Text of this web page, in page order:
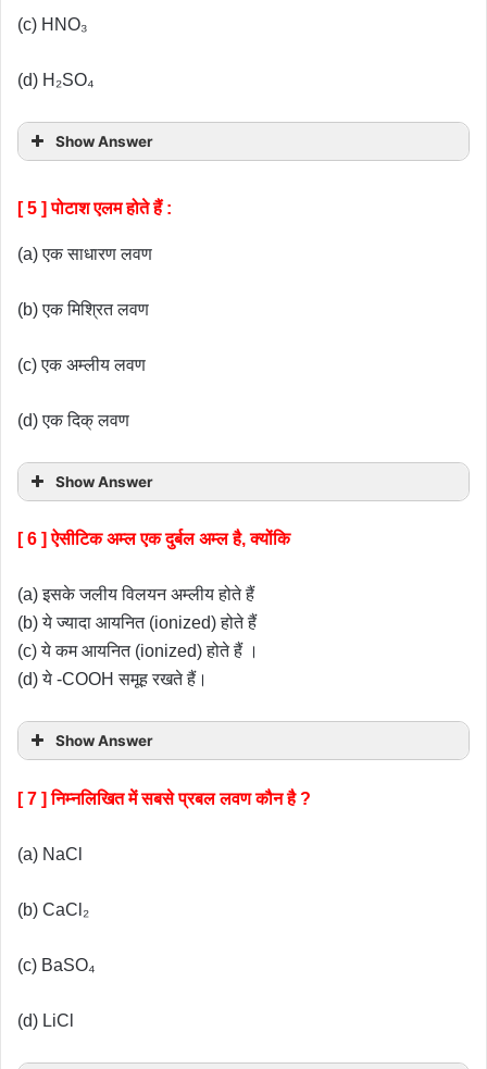
(c) HNO₃
(d) H₂SO₄
Show Answer
[ 5 ] पोटाश एलम होते हैं :
(a) एक साधारण लवण
(b) एक मिश्रित लवण
(c) एक अम्लीय लवण
(d) एक दिक् लवण
Show Answer
[ 6 ] ऐसीटिक अम्ल एक दुर्बल अम्ल है, क्योंकि
(a) इसके जलीय विलयन अम्लीय होते हैं
(b) ये ज्यादा आयनित (ionized) होते हैं
(c) ये कम आयनित (ionized) होते हैं ।
(d) ये -COOH समूह रखते हैं।
Show Answer
[ 7 ] निम्नलिखित में सबसे प्रबल लवण कौन है ?
(a) NaCl
(b) CaCl₂
(c) BaSO₄
(d) LiCl